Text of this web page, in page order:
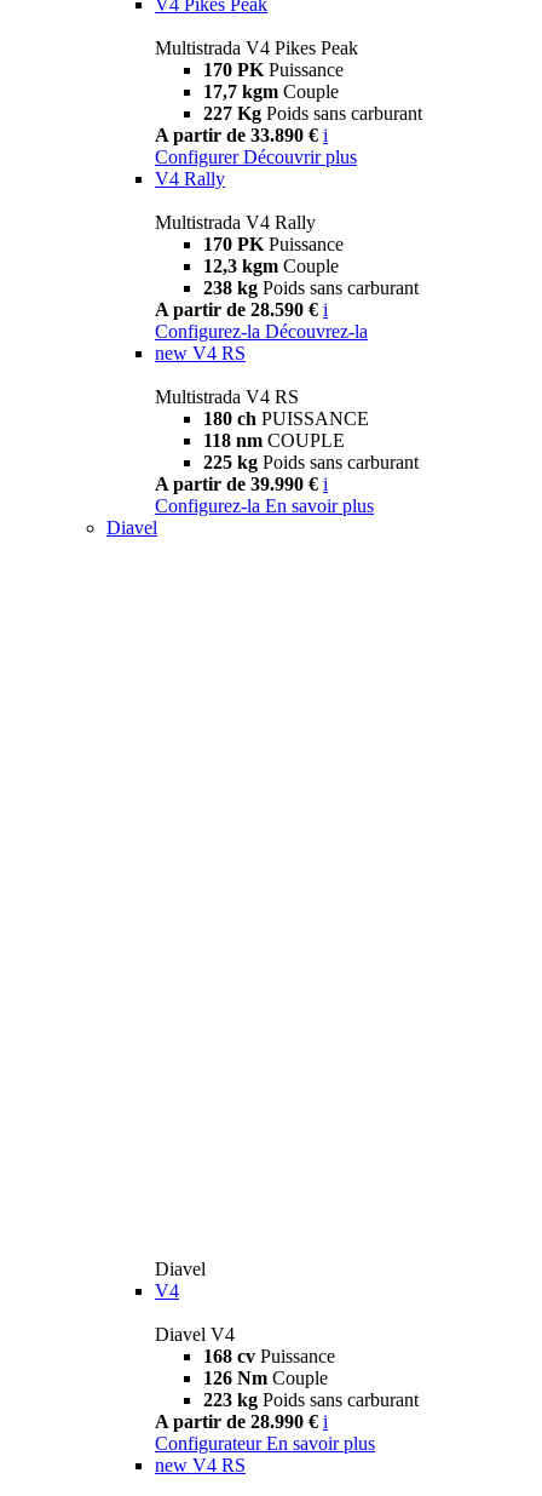
Multistrada V4 Pikes Peak
170 PK Puissance
17,7 kgm Couple
227 Kg Poids sans carburant
A partir de 33.890 € i
Configurer Découvrir plus
V4 Rally
Multistrada V4 Rally
170 PK Puissance
12,3 kgm Couple
238 kg Poids sans carburant
A partir de 28.590 € i
Configurez-la Découvrez-la
new V4 RS
Multistrada V4 RS
180 ch PUISSANCE
118 nm COUPLE
225 kg Poids sans carburant
A partir de 39.990 € i
Configurez-la En savoir plus
Diavel
Diavel
V4
Diavel V4
168 cv Puissance
126 Nm Couple
223 kg Poids sans carburant
A partir de 28.990 € i
Configurateur En savoir plus
new V4 RS